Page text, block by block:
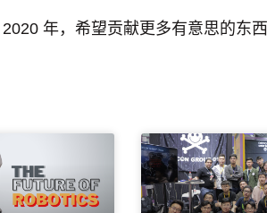
年，希望贡献更多有意思的东西